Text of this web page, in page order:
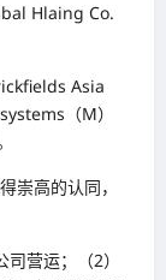
Hlaing Co.
Asia
（M）
崇高的认同，
营运；（2）